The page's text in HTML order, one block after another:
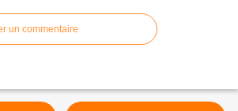
un commentaire